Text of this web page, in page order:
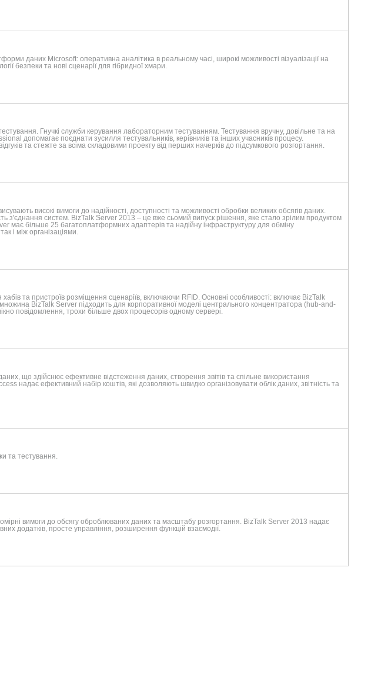
даних Microsoft: оперативна аналітика в реальному часі, широкі можливості візуалізації на
безпеки та нові сценарії для гібридної хмари.
Гнучкі служби керування лабораторним тестуванням. Тестування вручну, довільне та на
допомагає поєднати зусилля тестувальників, керівників та інших учасників процесу.
та стежте за всіма складовими проекту від перших начерків до підсумкового розгортання.
високі вимоги до надійності, доступності та можливості обробки великих обсягів даних.
з'єднання систем. BizTalk Server 2013 – це вже сьомий випуск рішення, яке стало зрілим продуктом
має більше 25 багатоплатформних адаптерів та надійну інфраструктуру для обміну
і між організаціями.
та пристроїв розміщення сценаріїв, включаючи RFID. Основні особливості: включає BizTalk
BizTalk Server підходить для корпоративної моделі центрального концентратора (hub-and-
повідомлення, трохи більше двох процесорів одному сервері.
що здійснює ефективне відстеження даних, створення звітів та спільне використання
надає ефективний набір коштів, які дозволяють швидко організовувати облік даних, звітність та
та тестування.
вимоги до обсягу оброблюваних даних та масштабу розгортання. BizTalk Server 2013 надає
додатків, просте управління, розширення функцій взаємодії.